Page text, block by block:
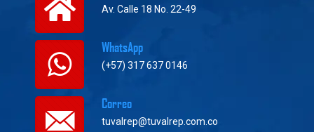
Av. Calle 18 No. 22-49
WhatsApp
(+57) 317 637 0146
Correo
tuvalrep@tuvalrep.com.co